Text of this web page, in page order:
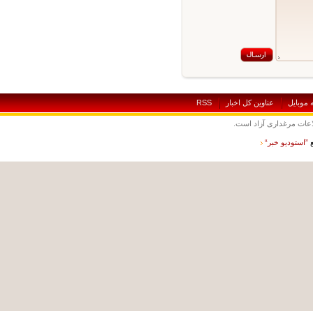
عناوين کل اخبار RSS
مرغداری آزاد است.
خبر“